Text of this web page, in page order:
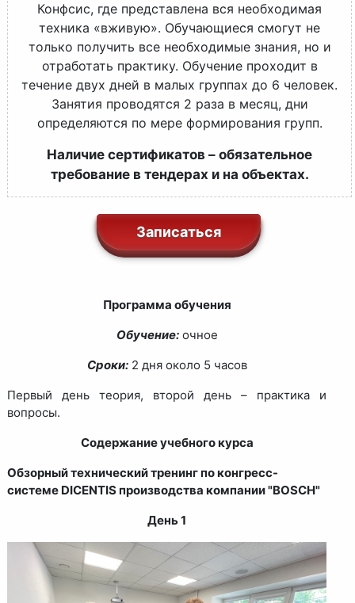
Конфсис, где представлена вся необходимая
техника «вживую». Обучающиеся смогут не
только получить все необходимые знания, но и
отработать практику. Обучение проходит в
течение двух дней в малых группах до 6 человек.
Занятия проводятся 2 раза в месяц, дни
определяются по мере формирования групп.
Наличие сертификатов – обязательное
требование в тендерах и на объектах.
Записаться
Программа обучения
Обучение:очное
Сроки:2 дня около 5 часов
Первый день теория, второй день – практика и
вопросы.
Содержание учебного курса
Обзорный технический тренинг по конгресс-
системе DICENTIS производства компании "BOSCH"
День 1